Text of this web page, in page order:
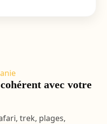
avec votre
trek, plages,